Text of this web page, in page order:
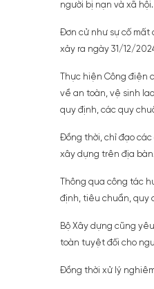
người bị nạn và xã hội.
Đơn cử như sự cố mất
xảy ra ngày 31/12/
Thực hiện Công
về an toàn, vệ sinh
quy định, các quy
Đồng thời, chỉ đạo
xây dựng trên địa bàn.
Thông qua công tác
định, tiêu chuẩn, quy
Bộ Xây dựng cũng
toàn tuyệt đối cho
Đồng thời xử lý